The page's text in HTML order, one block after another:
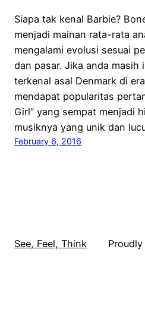
Siapa tak kenal Barbie?
menjadi mainan rata-rata
mengalami evolusi sesuai
dan pasar. Jika anda masih
terkenal asal Denmark di
mendapat popularitas
Girl” yang sempat menjadi
musiknya yang unik dan
February 6, 2016
See, Feel, Think